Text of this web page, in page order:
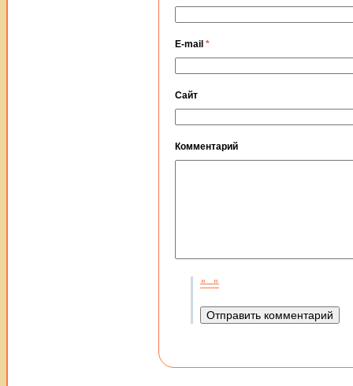
E-mail *
Сайт
Комментарий